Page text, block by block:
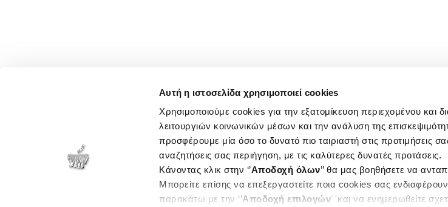
Αυτή η ιστοσελίδα χρησιμοποιεί cookies
Χρησιμοποιούμε cookies για την εξατομίκευση περιεχομένου και
λειτουργιών κοινωνικών μέσων και την ανάλυση της
προσφέρουμε μία όσο το δυνατό πιο ταιριαστή στις προτιμήσεις
αναζητήσεις σας περιήγηση, με τις καλύτερες δυνατές προτάσεις.
Κάνοντας κλικ στην ‘’Αποδοχή όλων’’ θα μας βοηθήσετε να
Μπορείτε επίσης να επεξεργαστείτε ποια cookies σας
παρακάτω με την ‘’Αποδοχή επιλογών΄΄και να ενημερωθείτε